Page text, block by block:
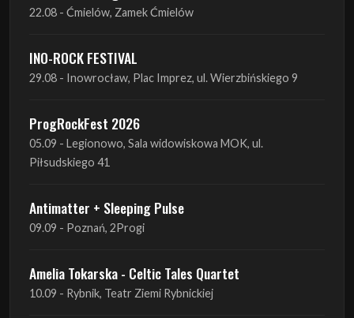
29.08 - Inowrocław, Plac Imprez, ul. Wierzbińskiego 9
ProgRockFest 2026
Antimatter + Sleeping Pulse
09.09 - Poznań, 2Progi
Amelia Tokarska - Celtic Tales Quartet
10.09 - Rybnik, Teatr Ziemi Rybnickiej
Antimatter + Sleeping Pulse